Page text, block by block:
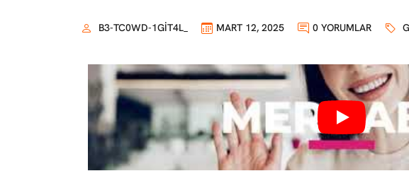
B3-TC0WD-1GIT4L_ MART 12, 2025 0 YORUMLAR